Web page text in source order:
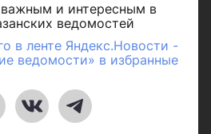
и интересным в
ведомостей
в ленте Яндекс.Новости -
ведомости» в избранные